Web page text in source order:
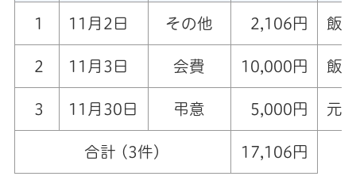
1 11月2日 その他 2,106円 飯
2 11月3日 会費 10,000円 飯
3 11月30日 弔意 5,000円 元
合計 (3件) 17,106円